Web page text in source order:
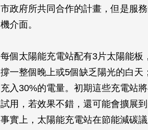
市政府所共同合作的計畫，但是服
機介面。
每個太陽能充電站配有3片太陽能
撐一整個晚上或5個缺乏陽光的白
充入30%的電量。初期這些充電站
試用，若效果不錯，還可能會擴展到
事實上，太陽能充電站在節能減碳